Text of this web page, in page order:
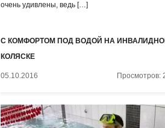
очень удивлены, ведь […]
С КОМФОРТОМ ПОД ВОДОЙ НА
КОЛЯСКЕ
05.10.2016 Просмотров: